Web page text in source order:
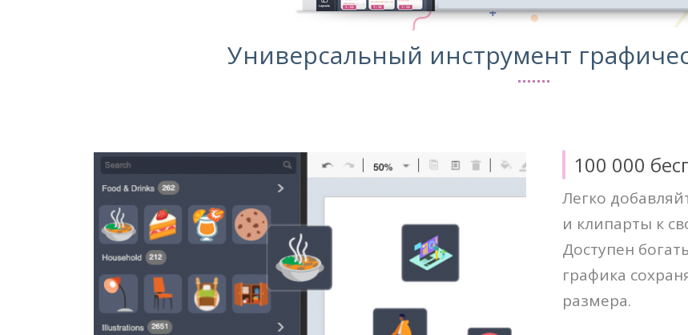
Универсальный инструмент
100 000
Легко
и клипарты к
Доступен
графика
размера.